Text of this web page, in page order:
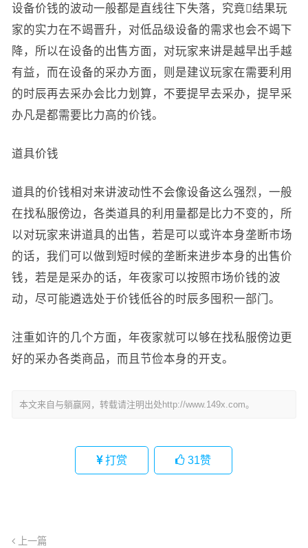
设备价钱的波动一般都是直线往下失落，究竟结果玩
家的实力在不竭晋升，对低品级设备的需求也会不竭下
降，所以在设备的出售方面，对玩家来讲是越早出手越
有益，而在设备的采办方面，则是建议玩家在需要利用
的时辰再去采办会比力划算，不要提早去采办，提早采
办凡是都需要比力高的价钱。
道具价钱
道具的价钱相对来讲波动性不会像设备这么强烈，一般
在找私服傍边，各类道具的利用量都是比力不变的，所
以对玩家来讲道具的出售，若是可以或许本身垄断市场
的话，我们可以做到短时候的垄断来进步本身的出售价
钱，若是是采办的话，年夜家可以按照市场价钱的波
动，尽可能遴选处于价钱低谷的时辰多囤积一部门。
注重如许的几个方面，年夜家就可以够在找私服傍边更
好的采办各类商品，而且节俭本身的开支。
本文来自与躺赢网，转载请注明出处http://www.149x.com。
打赏 31赞
上一篇